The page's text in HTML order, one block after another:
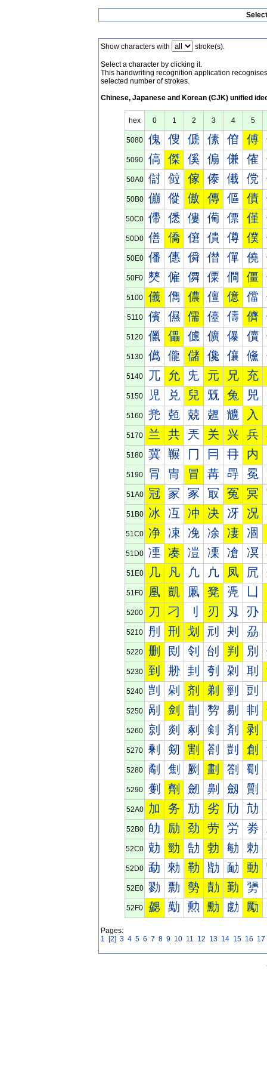
Show characters with stroke(s).
Select a character by clicking it.
This handwriting recognition application
selected number of strokes.
Chinese, Japanese and Korean (CJK) unified
hex 0 1 2 3 4 5
5080 傀 傁 傂 傃 傄 傅
5090 傐 傑 傒 傓 傔 傕
50A0 傠 傡 傢 傣 傤 傥
50B0 傰 傱 傲 傳 傴 債
50C0 僀 僁 僂 僃 僄 僅
50D0 僐 僑 僒 僓 僔 僕
50E0 僠 僡 僢 僣 僤 僥
50F0 僰 僱 僲 僳 僴 僵
5100 儀 儁 儂 儃 億 儅
5110 儐 儑 儒 儓 儔 儕
5120 儠 儡 儢 儣 儤 儥
5130 儰 儱 儲 儳 儴 儵
5140 兀 允 兂 元 兄 充
5150 児 兑 兒 兓 兔 兕
5160 兠 兡 兢 兣 兤 入
5170 兰 共 兲 关 兴 兵
5180 冀 冁 冂 冃 冄 内
5190 冐 冑 冒 冓 冔 冕
51A0 冠 冡 冢 冣 冤 冥
51B0 冰 冱 冲 决 冴 况
51C0 净 凁 凂 凃 凄 凅
51D0 凐 凑 凒 凓 凔 凕
51E0 几 凡 凢 凣 凤 凥
51F0 凰 凱 凲 凳 凴
5200 刀 刁 刂 刃 刄 刅
5210 刐 刑 划 刓 刔 刕
5220 删 刡 刢 刣 判 別
5230 到 刱 刲 刳 刴 刵
5240 剀 剁 剂 剃 剄 剅
5250 剐 剑 剒 剓 剔 剕
5260 剠 剡 剢 剣 剤 剥
5270 剰 剱 割 剳 剴 創
5280 劀 劁 劂 劃 劄 劅
5290 劐 劑 劒 劓 劔 劕
52A0 加 务 劢 劣 劤 劥
52B0 劰 励 劲 劳 労 劵
52C0 勀 勁 勂 勃 勄 勅
52D0 勐 勑 勒 勓 勔 動
52E0 勠 勡 勢 勣 勤 勥
52F0 勰 勱 勲 勳 勴 勵
Pages:
1 [2] 3 4 5 6 7 8 9 10 11 12 13 14 15 16 17